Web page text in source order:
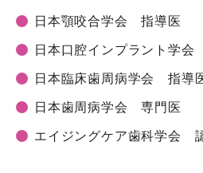
日本顎咬合学会 指導医
日本口腔インプラント学
日本臨床歯周病学会 指導
日本歯周病学会 専門医
エイジングケア歯科学会